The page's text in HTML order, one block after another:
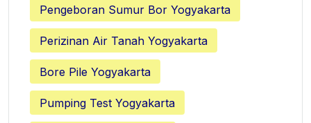
Pengeboran Sumur Bor Yogyakarta
Perizinan Air Tanah Yogyakarta
Bore Pile Yogyakarta
Pumping Test Yogyakarta